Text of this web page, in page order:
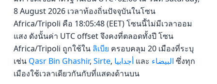
8 August 2026 เวลาท้องถิ่นปัจจุบันในโซน
Africa/Tripoli คือ 18:05:48 (EET) โซนนี้ไม่มีเวลาออม
แสง ดังนั้นค่า UTC offset จึงคงที่ตลอดทั้งปี โซน
Africa/Tripoli ถูกใช้ใน ลิเบีย ครอบคลุม 20 เมืองที่ระบุ
เช่น Qasr Bin Ghashir, Sirte, أجدابيا และ البیضاء ซึ่งทุก
เมืองใช้เวลาเดียวกันกับที่แสดงด้านบน